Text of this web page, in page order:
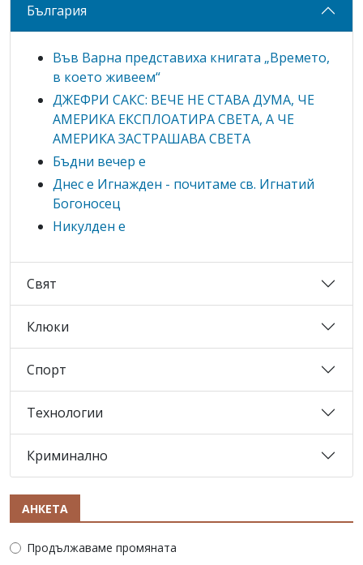
България
Във Варна представиха книгата „Времето,
в което живеем“
ДЖЕФРИ САКС: ВЕЧЕ НЕ СТАВА ДУМА, ЧЕ
АМЕРИКА ЕКСПЛОАТИРА СВЕТА, А ЧЕ
АМЕРИКА ЗАСТРАШАВА СВЕТА
Бъдни вечер е
Днес е Игнажден - почитаме св. Игнатий
Богоносец
Никулден е
Свят
Клюки
Спорт
Технологии
Криминално
АНКЕТА
Продължаваме промяната